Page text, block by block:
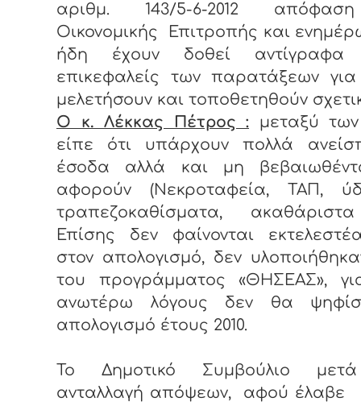
αριθμ. 143/5-6-2012
Οικονομικής Επιτροπής και
ήδη έχουν δοθεί αντίγραφα
επικεφαλείς των παρατάξεων
μελετήσουν και τοποθετηθούν
Ο κ. Λέκκας Πέτρος : μεταξύ
είπε ότι υπάρχουν πολλά
έσοδα αλλά και μη
αφορούν (Νεκροταφεία, ΤΑΠ,
τραπεζοκαθίσματα,
Επίσης δεν φαίνονται
στον απολογισμό, δεν
του προγράμματος «ΘΗΣΕΑΣ»,
ανωτέρω λόγους δεν θα
απολογισμό έτους 2010.
Το Δημοτικό Συμβούλιο
ανταλλαγή απόψεων, αφού